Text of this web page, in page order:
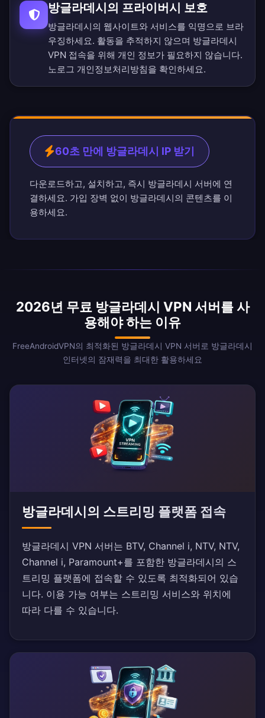
방글라데시의 프라이버시 보호
방글라데시의 웹사이트와 서비스를 익명으로 브라
우징하세요. 활동을 추적하지 않으며 방글라데시
VPN 접속을 위해 개인 정보가 필요하지 않습니다.
노로그 개인정보처리방침을 확인하세요.
60초 만에 방글라데시 IP 받기
다운로드하고, 설치하고, 즉시 방글라데시 서버에 연
결하세요. 가입 장벽 없이 방글라데시의 콘텐츠를 이
용하세요.
2026년 무료 방글라데시 VPN 서버를 사
용해야 하는 이유
FreeAndroidVPN의 최적화된 방글라데시 VPN 서버로 방글라데시
인터넷의 잠재력을 최대한 활용하세요
방글라데시의 스트리밍 플랫폼 접속
방글라데시 VPN 서버는 BTV, Channel i, NTV, NTV,
Channel i, Paramount+를 포함한 방글라데시의 스
트리밍 플랫폼에 접속할 수 있도록 최적화되어 있습
니다. 이용 가능 여부는 스트리밍 서비스와 위치에
따라 다를 수 있습니다.